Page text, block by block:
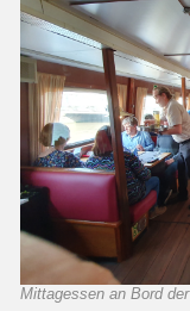
Mittagessen an Bord